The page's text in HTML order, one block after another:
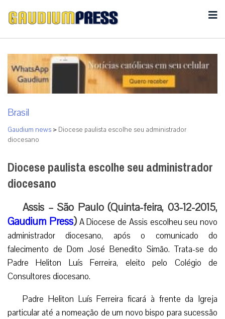
Brasil
Gaudium news > Diocese paulista escolhe seu administrador
diocesano
Diocese paulista escolhe seu administrador
diocesano
Assis – São Paulo (Quinta-feira, 03-12-2015,
Gaudium Press)A Diocese de Assis escolheu seu novo
administrador diocesano, após o comunicado do
falecimento de Dom José Benedito Simão. Trata-se do
Padre Heliton Luís Ferreira, eleito pelo Colégio de
Consultores diocesano.
Padre Heliton Luís Ferreira ficará à frente da Igreja
particular até a nomeação de um novo bispo para sucessão